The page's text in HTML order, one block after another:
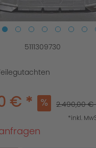
5111309730
€ * 2.490,00 €
*inkl.